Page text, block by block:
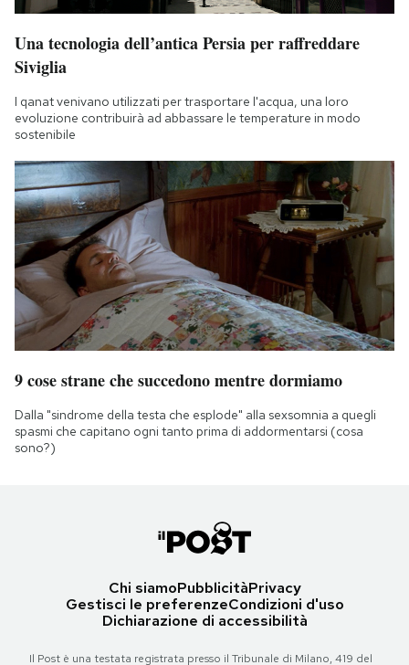
Una tecnologia dell’antica Persia per raffreddare
Siviglia
I qanat venivano utilizzati per trasportare l'acqua, una loro
evoluzione contribuirà ad abbassare le temperature in modo
sostenibile
9 cose strane che succedono mentre dormiamo
Dalla "sindrome della testa che esplode" alla sexsomnia a quegli
spasmi che capitano ogni tanto prima di addormentarsi (cosa
sono?)
Chi siamoPubblicitàPrivacy
Gestisci le preferenzeCondizioni d'uso
Dichiarazione di accessibilità
Il Post è una testata registrata presso il Tribunale di Milano, 419 del